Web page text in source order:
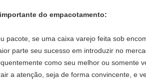
do empacotamento:
pacote, se uma caixa varejo feita sob
parte seu sucesso em introduzir no
como seu melhor ou somente
a atenção, seja de forma convincente, e